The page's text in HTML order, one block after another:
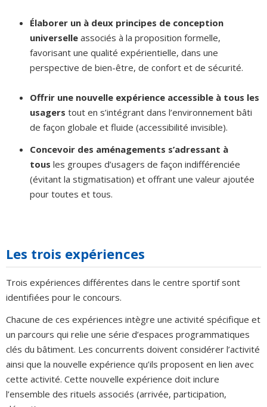
Élaborer un à deux principes de conception
universelle associés à la proposition formelle,
favorisant une qualité expérientielle, dans une
perspective de bien-être, de confort et de sécurité.
Offrir une nouvelle expérience accessible à tous les
usagers tout en s’intégrant dans l’environnement bâti
de façon globale et fluide (accessibilité invisible).
Concevoir des aménagements s’adressant à
tous les groupes d’usagers de façon indifférenciée
(évitant la stigmatisation) et offrant une valeur ajoutée
pour toutes et tous.
Les trois expériences
Trois expériences différentes dans le centre sportif sont
identifiées pour le concours.
Chacune de ces expériences intègre une activité spécifique et
un parcours qui relie une série d’espaces programmatiques
clés du bâtiment. Les concurrents doivent considérer l’activité
ainsi que la nouvelle expérience qu’ils proposent en lien avec
cette activité. Cette nouvelle expérience doit inclure
l’ensemble des rituels associés (arrivée, participation,